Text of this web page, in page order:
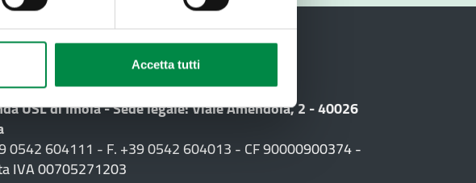
Accetta tutti
e contatti
USL di Imola - Sede legale: Viale Amendola, 2 - 40026
0542 604111 - F. +39 0542 604013 - CF 90000900374 -
IVA 00705271203